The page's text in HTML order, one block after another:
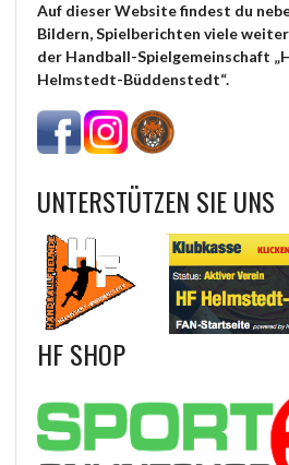
Auf dieser Website findest du
Bildern, Spielberichten viele
der Handball-Spielgemeinschaft
Helmstedt-Büddenstedt“.
UNTERSTÜTZEN SIE UNS
HF SHOP